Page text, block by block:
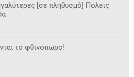
[σε πληθυσμό] Πόλεις
το φθινόπωρο!